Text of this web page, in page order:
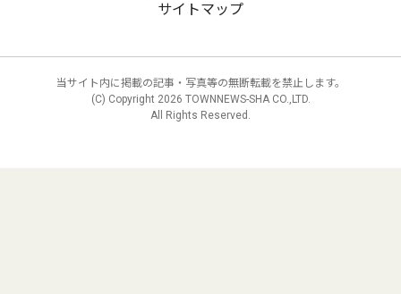
サイトマップ
当サイト内に掲載の記事・写真等の無断転載を禁止します。
(C) Copyright 2026 TOWNNEWS-SHA CO.,LTD.
All Rights Reserved.